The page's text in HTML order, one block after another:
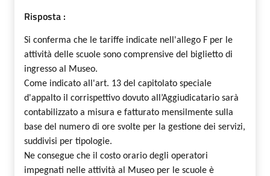
Risposta :
Si conferma che le tariffe indicate nell'allego F per le
attività delle scuole sono comprensive del biglietto di
ingresso al Museo.
Come indicato all'art. 13 del capitolato speciale
d'appalto il corrispettivo dovuto all’Aggiudicatario sarà
contabilizzato a misura e fatturato mensilmente sulla
base del numero di ore svolte per la gestione dei servizi,
suddivisi per tipologie.
Ne consegue che il costo orario degli operatori
impegnati nelle attività al Museo per le scuole è